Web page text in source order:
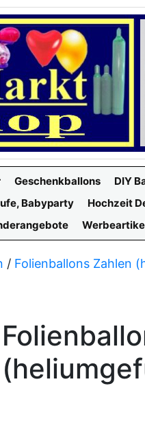
Geschenkballons
DIY
Babyparty
Hochzeit
/ Folienballons Zahlen